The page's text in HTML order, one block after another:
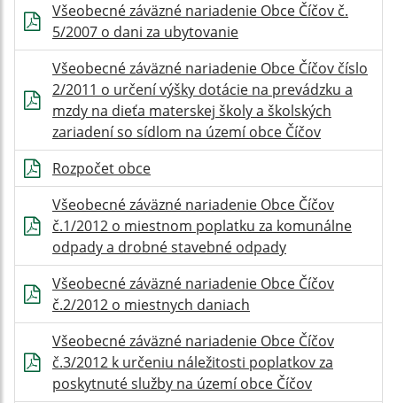
Všeobecné záväzné nariadenie Obce Číčov č.
5/2007 o dani za ubytovanie
Všeobecné záväzné nariadenie Obce Číčov číslo
2/2011 o určení výšky dotácie na prevádzku a
mzdy na dieťa materskej školy a školských
zariadení so sídlom na území obce Číčov
Rozpočet obce
Všeobecné záväzné nariadenie Obce Číčov
č.1/2012 o miestnom poplatku za komunálne
odpady a drobné stavebné odpady
Všeobecné záväzné nariadenie Obce Číčov
č.2/2012 o miestnych daniach
Všeobecné záväzné nariadenie Obce Číčov
č.3/2012 k určeniu náležitosti poplatkov za
poskytnuté služby na území obce Číčov